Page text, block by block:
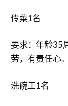
传菜1名
要求：年龄35
劳，有责任心。
洗碗工1名